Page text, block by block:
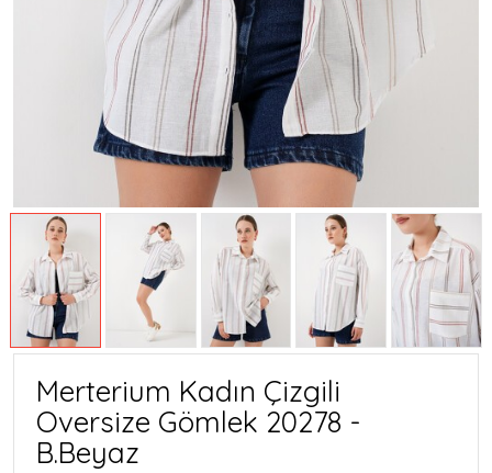
Merterium Kadın Çizgili
Oversize Gömlek 20278 -
B.Beyaz